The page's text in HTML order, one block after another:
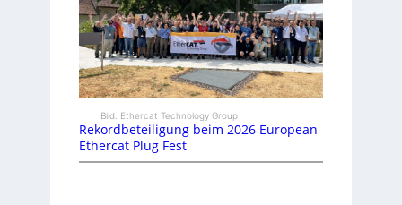
Bild: Ethercat Technology Group
Rekordbeteiligung beim 2026 European
Ethercat Plug Fest